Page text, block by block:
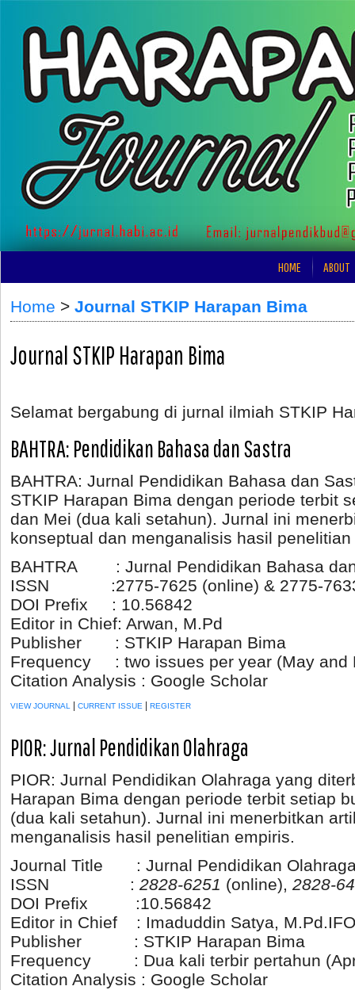
HOME ABOUT
Home > Journal STKIP Harapan Bima
Journal STKIP Harapan Bima
Selamat bergabung di jurnal ilmiah STKIP
BAHTRA: Pendidikan Bahasa dan Sastra
BAHTRA: Jurnal Pendidikan Bahasa dan
STKIP Harapan Bima dengan periode terbit
dan Mei (dua kali setahun). Jurnal ini
konseptual dan menganalisis hasil
BAHTRA : Jurnal Pendidikan Bahasa
ISSN :2775-7625 (online) & 2775-
DOI Prefix : 10.56842
Editor in Chief: Arwan, M.Pd
Publisher : STKIP Harapan Bima
Frequency : two issues per year (May and
Citation Analysis : Google Scholar
VIEW JOURNAL CURRENT ISSUE REGISTER
PIOR: Jurnal Pendidikan Olahraga
PIOR: Jurnal Pendidikan Olahraga yang
Harapan Bima dengan periode terbit setiap
(dua kali setahun). Jurnal ini menerbitkan
menganalisis hasil penelitian empiris.
Journal Title : Jurnal Pendidikan
ISSN : 2828-6251 (online), 2828-
DOI Prefix :10.56842
Editor in Chief : Imaduddin Satya, M.Pd.IFO
Publisher : STKIP Harapan Bima
Frequency : Dua kali terbir pertahun
Citation Analysis : Google Scholar